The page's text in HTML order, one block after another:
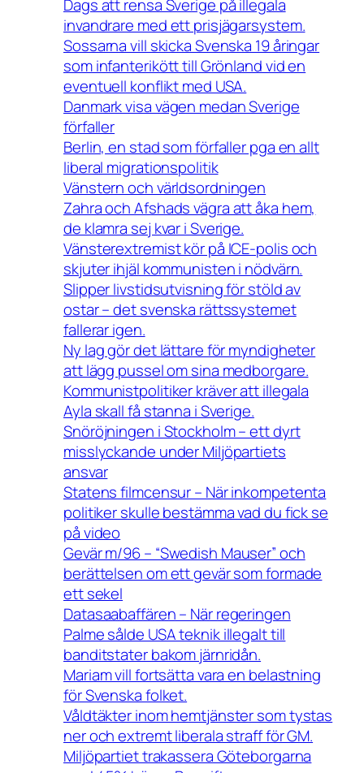
Dags att rensa Sverige på illegala
invandrare med ett prisjägarsystem.
Sossarna vill skicka Svenska 19 åringar
som infanterikött till Grönland vid en
eventuell konflikt med USA.
Danmark visa vägen medan Sverige
förfaller
Berlin, en stad som förfaller pga en allt
liberal migrationspolitik
Vänstern och världsordningen
Zahra och Afshads vägra att åka hem,
de klamra sej kvar i Sverige.
Vänsterextremist kör på ICE-polis och
skjuter ihjäl kommunisten i nödvärn.
Slipper livstidsutvisning för stöld av
ostar – det svenska rättssystemet
fallerar igen.
Ny lag gör det lättare för myndigheter
att lägg pussel om sina medborgare.
Kommunistpolitiker kräver att illegala
Ayla skall få stanna i Sverige.
Snöröjningen i Stockholm – ett dyrt
misslyckande under Miljöpartiets
ansvar
Statens filmcensur – När inkompetenta
politiker skulle bestämma vad du fick se
på video
Gevär m/96 – “Swedish Mauser” och
berättelsen om ett gevär som formade
ett sekel
Datasaabaffären – När regeringen
Palme sålde USA teknik illegalt till
banditstater bakom järnridån.
Mariam vill fortsätta vara en belastning
för Svenska folket.
Våldtäkter inom hemtjänster som tystas
ner och extremt liberala straff för GM.
Miljöpartiet trakassera Göteborgarna